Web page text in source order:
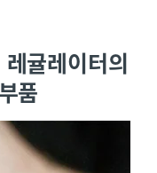
귤레이터의
품